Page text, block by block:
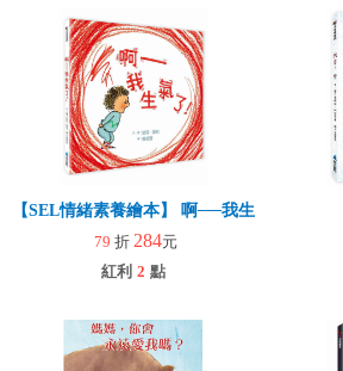
【SEL情緒素養繪本】 啊──我生氣了！(二版)
79 折 284元
紅利 2 點